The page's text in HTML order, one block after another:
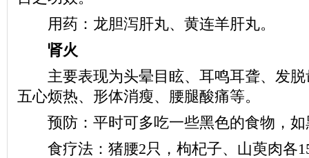
用药：龙胆泻肝丸、黄连羊肝丸。
肾火
主要表现为头晕目眩、耳鸣耳聋、发脱
五心烦热、形体消瘦、腰腿酸痛等。
预防：平时可多吃一些黑色的食物，如
食疗法：猪腰2只，枸杞子、山萸肉各